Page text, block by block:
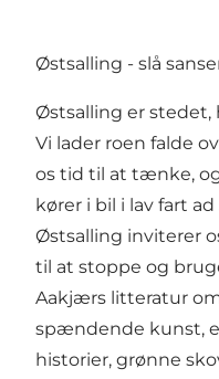
Østsalling - slå
Østsalling er
Vi lader roen falde
os tid til at tænke,
kører i bil i lav fart
Østsalling inviterer
til at stoppe og
Aakjærs litteratur
spændende kunst,
historier, grønne